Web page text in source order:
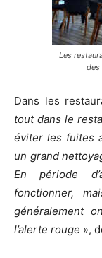
Les
des
Dans les
tout dans le
éviter les fuites
un grand
En période
fonctionner,
généralement
l’alerte rouge »,